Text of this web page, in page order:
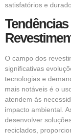
satisfatórios e
O campo dos
significativas
tecnologias e
mais notáveis é o
atendem às
impacto ambiental.
desenvolver
reciclados,